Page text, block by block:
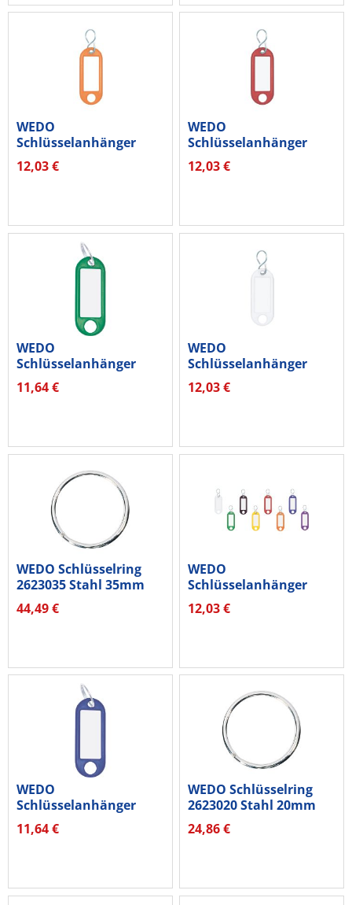
WEDO
Schlüsselanhänger
262803406 orange 100...
12,03 €
WEDO
Schlüsselanhänger
262803402 rot 100
St./Pack.
12,03 €
WEDO
Schlüsselanhänger
262801804 mit Ring
18mm...
11,64 €
WEDO
Schlüsselanhänger
262803400 ws 100
St./Pack.
12,03 €
WEDO Schlüsselring
2623035 Stahl 35mm
100...
44,49 €
WEDO
Schlüsselanhänger
262803499 sortiert
100...
12,03 €
WEDO
Schlüsselanhänger
262801803 mit Ring
18mm...
11,64 €
WEDO Schlüsselring
2623020 Stahl 20mm
100...
24,86 €